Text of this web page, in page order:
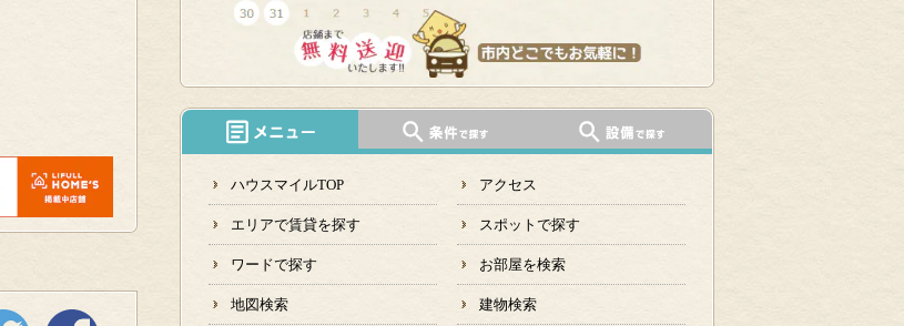
ハウスマイルTOP アクセス
エリアで賃貸を探す スポットで探す
ワードで探す お部屋を検索
地図検索 建物検索